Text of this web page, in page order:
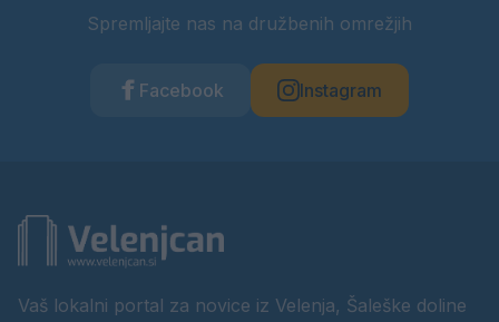
Spremljajte nas na družbenih omrežjih
Facebook Instagram
Vaš lokalni portal za novice iz Velenja, Šaleške doline